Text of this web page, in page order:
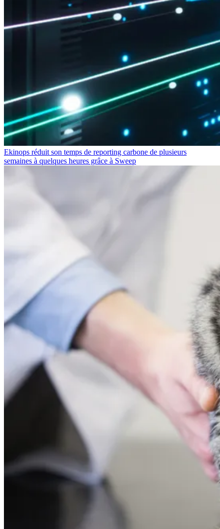
Ekinops réduit son temps de reporting carbone de plusieurs
semaines à quelques heures grâce à Sweep